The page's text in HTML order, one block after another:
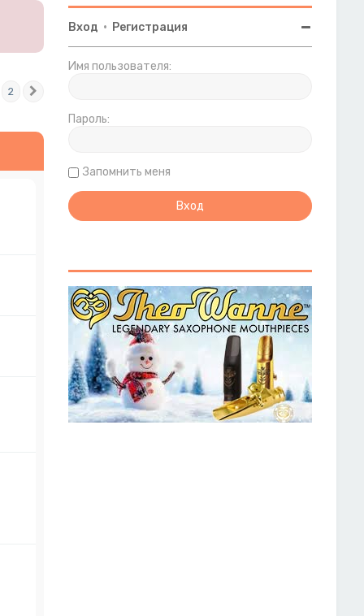
2
Вход • Регистрация
Имя пользователя:
Пароль:
Запомнить меня